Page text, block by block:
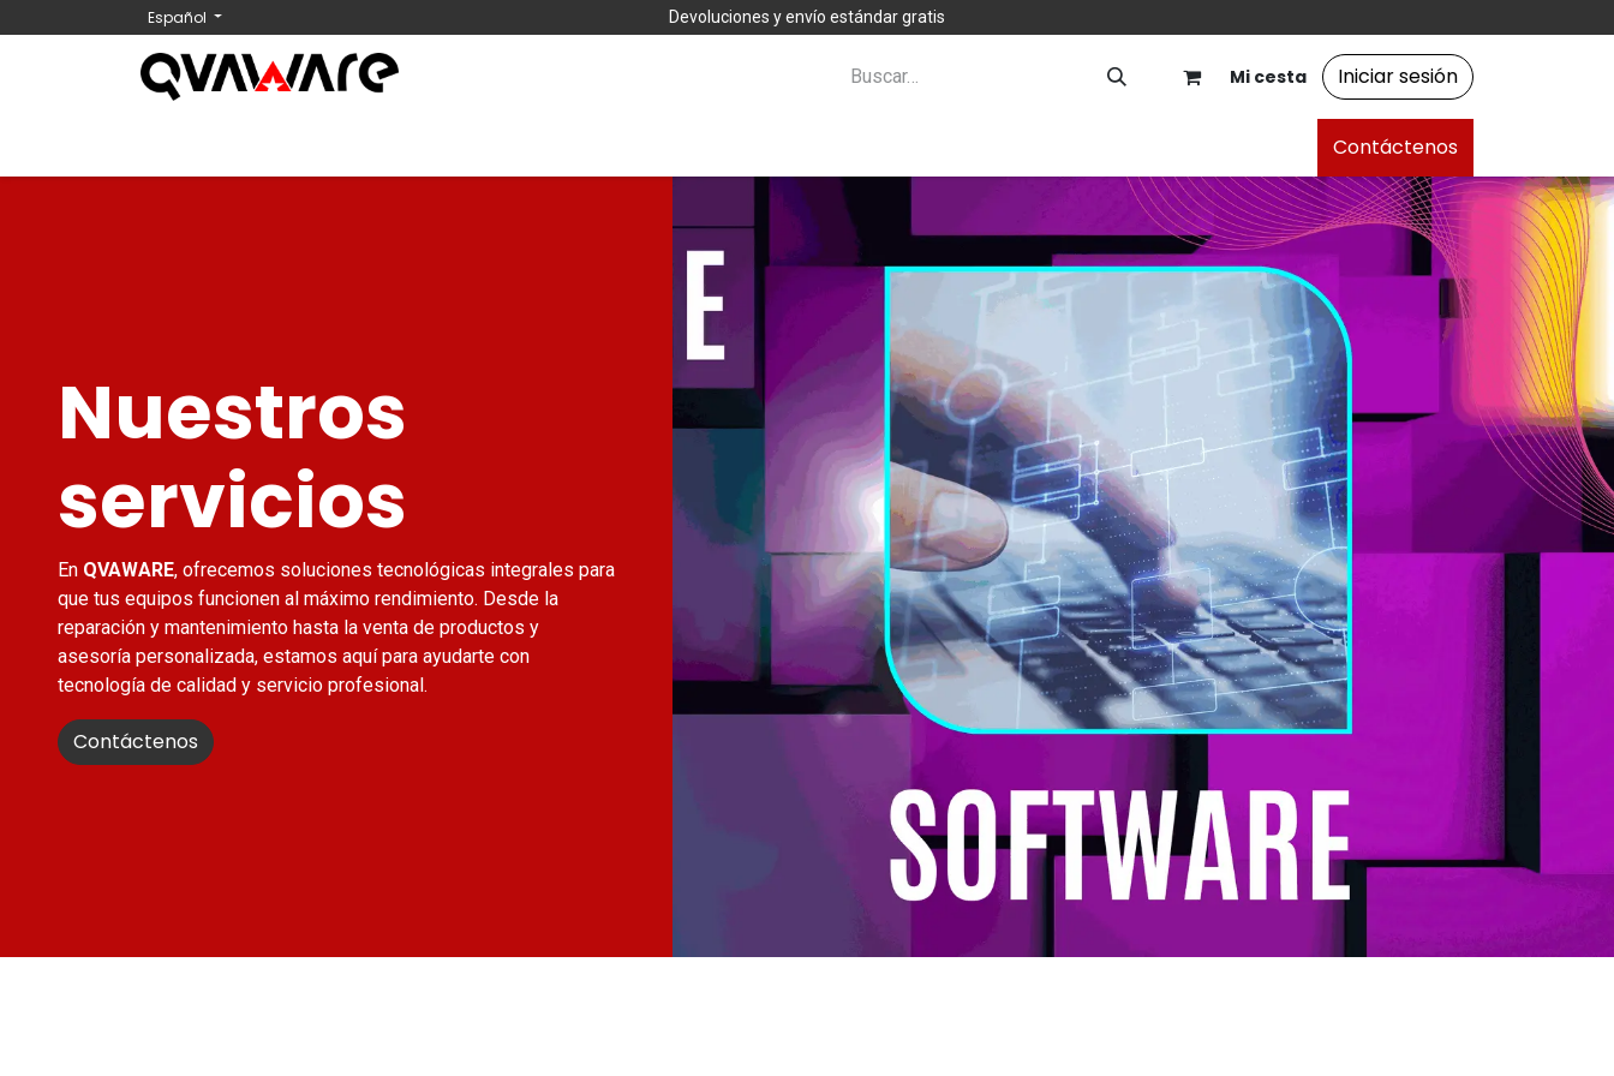
Español Devoluciones y envío estándar gratis
Mi cesta Iniciar sesión
Contáctenos
Nuestros
servicios
En QVAWARE, ofrecemos soluciones tecnológicas integrales para
que tus equipos funcionen al máximo rendimiento. Desde la
reparación y mantenimiento hasta la venta de productos y
asesoría personalizada, estamos aquí para ayudarte con
tecnología de calidad y servicio profesional.
Contáctenos